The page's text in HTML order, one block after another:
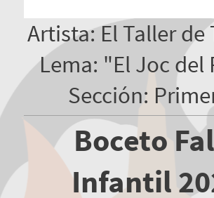
Artista: El Taller de
Lema: "El Joc del
Sección:
Boceto
Infantil